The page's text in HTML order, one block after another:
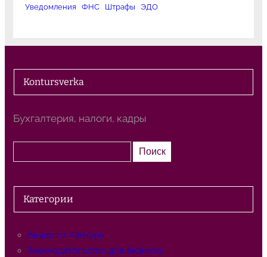
Уведомления
ФНС Штрафы ЭДО
Kontursverka
Бухгалтерия, налоги, кадры
о
к
Поиск
Категории
Акции от Контура
Законодательство для бизнеса